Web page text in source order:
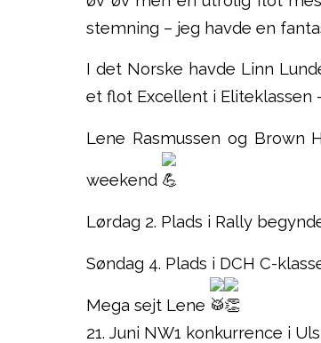
stemning – jeg havde en
I det Norske havde Linn
et flot Excellent i Eliteklassen
Lene Rasmussen og Brown
weekend
Lørdag 2. Plads i Rally
Søndag 4. Plads i DCH C-
Mega sejt Lene
21. Juni NW1 konkurrence i